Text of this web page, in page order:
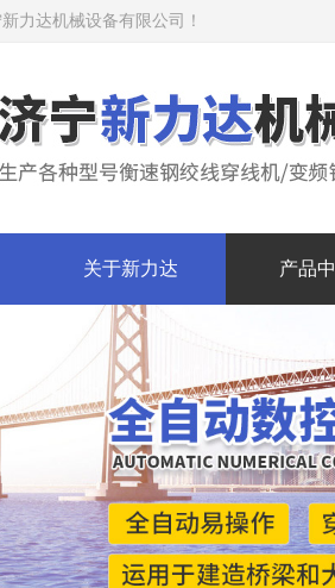
力达机械设备有限公司！
关于新力达 产品